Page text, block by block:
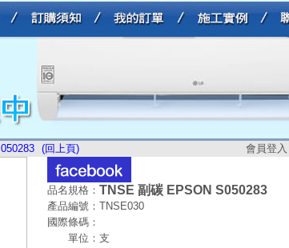
(回上頁) 會員登入
品名規格： TNSE 副碳 EPSON S050283
產品編號： TNSE030
國際條碼：
單位： 支